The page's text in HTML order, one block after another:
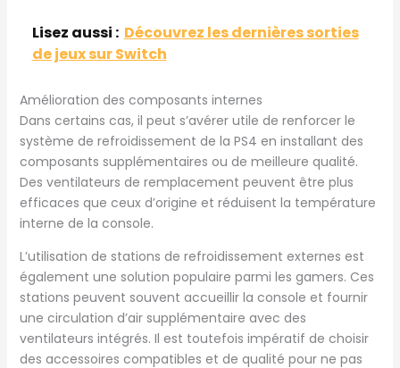
Lisez aussi : Découvrez les dernières sorties
de jeux sur Switch
Amélioration des composants internes
Dans certains cas, il peut s’avérer utile de renforcer le
système de refroidissement de la PS4 en installant des
composants supplémentaires ou de meilleure qualité.
Des ventilateurs de remplacement peuvent être plus
efficaces que ceux d’origine et réduisent la température
interne de la console.
L’utilisation de stations de refroidissement externes est
également une solution populaire parmi les gamers. Ces
stations peuvent souvent accueillir la console et fournir
une circulation d’air supplémentaire avec des
ventilateurs intégrés. Il est toutefois impératif de choisir
des accessoires compatibles et de qualité pour ne pas